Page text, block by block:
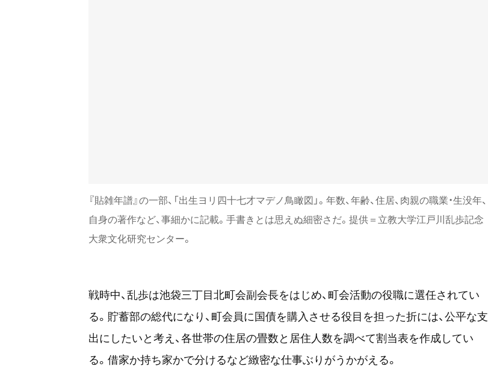
『貼雑年譜』の一部、「出生ヨリ四十七才マデノ鳥瞰図」。年数、年齢、住居、肉親の職業・生没年、
自身の著作など、事細かに記載。手書きとは思えぬ細密さだ。提供＝立教大学江戸川乱歩記念
大衆文化研究センター。
戦時中、乱歩は池袋三丁目北町会副会長をはじめ、町会活動の役職に選任されてい
る。貯蓄部の総代になり、町会員に国債を購入させる役目を担った折には、公平な支
出にしたいと考え、各世帯の住居の畳数と居住人数を調べて割当表を作成してい
る。借家か持ち家かで分けるなど緻密な仕事ぶりがうかがえる。